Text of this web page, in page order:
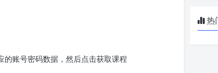
账号密码数据，然后点击获取课程
热